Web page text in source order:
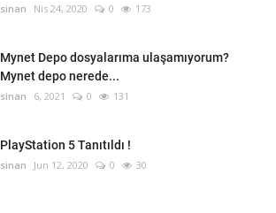
sinan Nis 24, 2020 0 173
Mynet Depo dosyalarıma ulaşamıyorum?
Mynet depo nerede...
sinan 6, 2021 0 131
PlayStation 5 Tanıtıldı !
sinan Jun 12, 2020 0 30